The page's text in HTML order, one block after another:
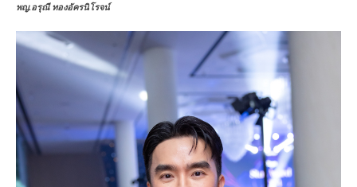
พญ.อรุณี ทองอัครนิโรจน์